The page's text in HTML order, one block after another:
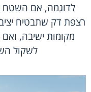
לדוגמה, אם השטח
רצפת דק שתבטיח
מקומות ישיבה,
לשקול